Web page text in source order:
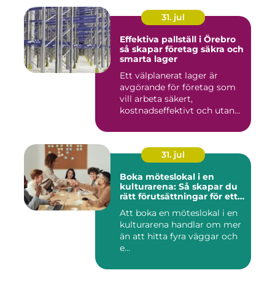
31. jul
Effektiva pallställ i Örebro
så skapar företag säkra och
smarta lager
Ett välplanerat lager är
avgörande för företag som
vill arbeta säkert,
kostnadseffektivt och utan
31. jul
Boka möteslokal i en
kulturarena: Så skapar du
rätt förutsättningar för ett
Att boka en möteslokal i en
kulturarena handlar om mer
än att hitta fyra väggar och
e...